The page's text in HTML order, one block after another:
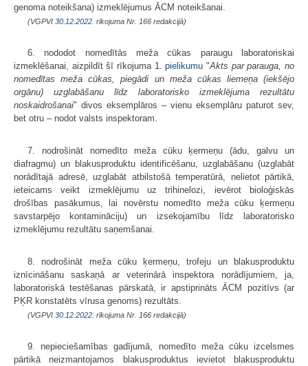
genoma noteikšana) izmeklējumus ĀCM noteikšanai.
(VGPVI 30.12.2022. rīkojuma Nr. 166 redakcijā)
6. nododot nomedītās meža cūkas paraugu laboratoriskai
izmeklēšanai, aizpildīt šī rīkojuma 1. pielikumu "Akts par parauga, no
nomedītas meža cūkas, piegādi un meža cūkas liemeņa (iekšējo
orgānu) uzglabāšanu līdz laboratorisko izmeklējuma rezultātu
noskaidrošanai" divos eksemplāros – vienu eksemplāru paturot sev,
bet otru – nodot valsts inspektoram.
7. nodrošināt nomedīto meža cūku ķermeņu (ādu, galvu un
diafragmu) un blakusproduktu identificēšanu, uzglabāšanu (uzglabāt
norādītajā adresē, uzglabāt atbilstošā temperatūrā, nelietot pārtikā,
ieteicams veikt izmeklējumu uz trihinelozi, ievērot bioloģiskās
drošības pasākumus, lai novērstu nomedīto meža cūku ķermeņu
savstarpējo kontamināciju) un izsekojamību līdz laboratorisko
izmeklējumu rezultātu saņemšanai.
8. nodrošināt meža cūku ķermeņu, trofeju un blakusproduktu
iznīcināšanu saskaņā ar veterinārā inspektora norādījumiem, ja,
laboratoriskā testēšanas pārskatā, ir apstiprināts ĀCM pozitīvs (ar
PĶR konstatēts vīrusa genoms) rezultāts.
(VGPVI 30.12.2022. rīkojuma Nr. 166 redakcijā)
9. nepieciešamības gadījumā, nomedīto meža cūku izcelsmes
pārtikā neizmantojamos blakusproduktus ievietot blakusproduktu